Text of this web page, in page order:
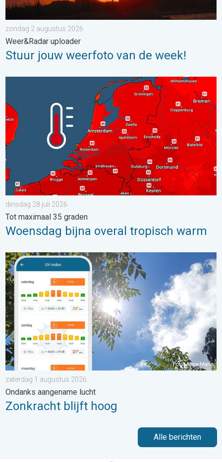
zondag 2 augustus 2026
Weer&Radar uploader
Stuur jouw weerfoto van de week!
Woensdag bijna overal tropisch warm. Tot maximaal 35
dinsdag 28 juli 2026
Tot maximaal 35 graden
Woensdag bijna overal tropisch warm
Zonkracht blijft hoog. Ondanks aangename lucht. . . zaterdag
zaterdag 1 augustus 2026
Ondanks aangename lucht
Zonkracht blijft hoog
Alle berichten